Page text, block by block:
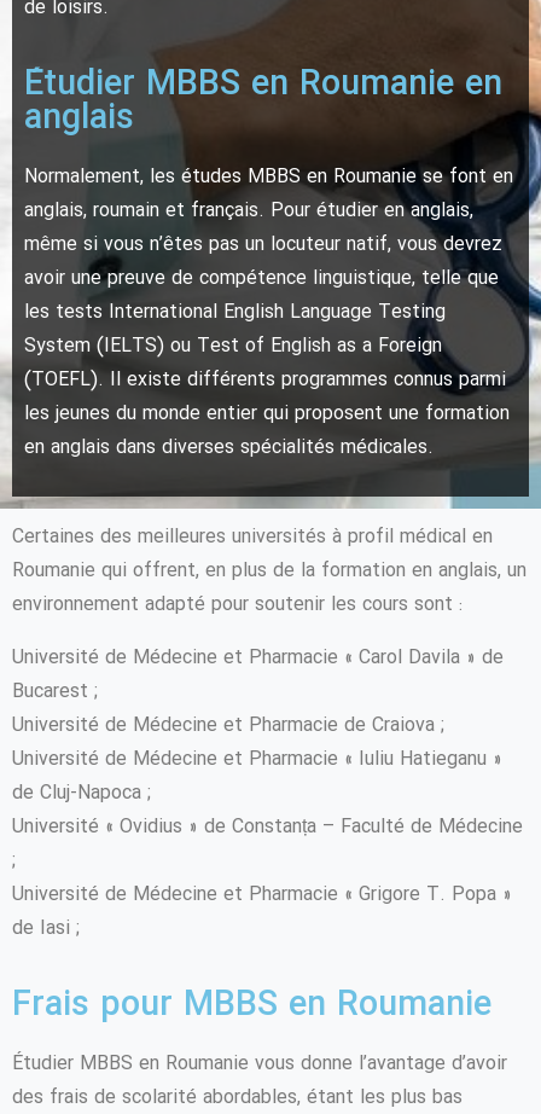
de loisirs.
Étudier MBBS en Roumanie en
anglais
Normalement, les études MBBS en Roumanie se font en
anglais, roumain et français. Pour étudier en anglais,
même si vous n’êtes pas un locuteur natif, vous devrez
avoir une preuve de compétence linguistique, telle que
les tests International English Language Testing
System (IELTS) ou Test of English as a Foreign
(TOEFL). Il existe différents programmes connus parmi
les jeunes du monde entier qui proposent une formation
en anglais dans diverses spécialités médicales.
Certaines des meilleures universités à profil médical en
Roumanie qui offrent, en plus de la formation en anglais, un
environnement adapté pour soutenir les cours sont :
Université de Médecine et Pharmacie « Carol Davila » de
Bucarest ;
Université de Médecine et Pharmacie de Craiova ;
Université de Médecine et Pharmacie « Iuliu Hatieganu »
de Cluj-Napoca ;
Université « Ovidius » de Constanța – Faculté de Médecine
;
Université de Médecine et Pharmacie « Grigore T. Popa »
de Iasi ;
Frais pour MBBS en Roumanie
Étudier MBBS en Roumanie vous donne l’avantage d’avoir
des frais de scolarité abordables, étant les plus bas